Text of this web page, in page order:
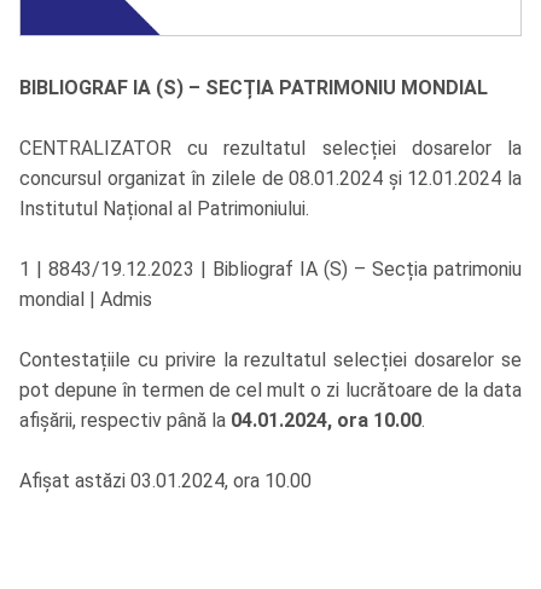
BIBLIOGRAF IA (S) – SECȚIA PATRIMONIU MONDIAL
CENTRALIZATOR cu rezultatul selecției dosarelor la
concursul organizat în zilele de 08.01.2024 și 12.01.2024 la
Institutul Național al Patrimoniului.
1 | 8843/19.12.2023 | Bibliograf IA (S) – Secția patrimoniu
mondial | Admis
Contestațiile cu privire la rezultatul selecției dosarelor se
pot depune în termen de cel mult o zi lucrătoare de la data
afișării, respectiv până la 04.01.2024, ora 10.00.
Afișat astăzi 03.01.2024, ora 10.00